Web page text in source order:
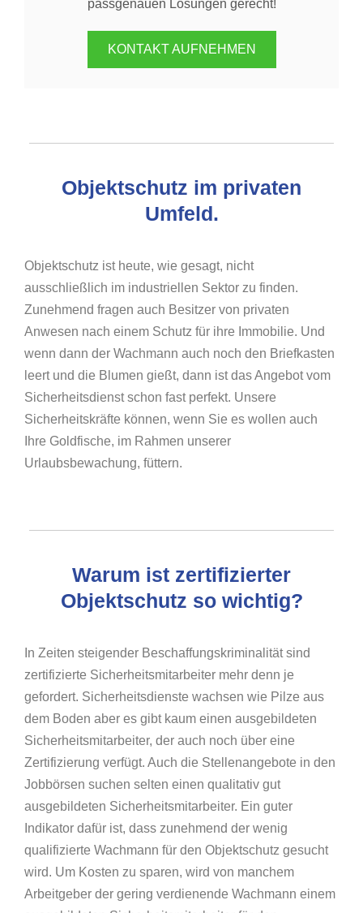
passgenauen Lösungen gerecht!
KONTAKT AUFNEHMEN
Objektschutz im privaten
Umfeld.
Objektschutz ist heute, wie gesagt, nicht
ausschließlich im industriellen Sektor zu finden.
Zunehmend fragen auch Besitzer von privaten
Anwesen nach einem Schutz für ihre Immobilie. Und
wenn dann der Wachmann auch noch den Briefkasten
leert und die Blumen gießt, dann ist das Angebot vom
Sicherheitsdienst schon fast perfekt. Unsere
Sicherheitskräfte können, wenn Sie es wollen auch
Ihre Goldfische, im Rahmen unserer
Urlaubsbewachung, füttern.
Warum ist zertifizierter
Objektschutz so wichtig?
In Zeiten steigender Beschaffungskriminalität sind
zertifizierte Sicherheitsmitarbeiter mehr denn je
gefordert. Sicherheitsdienste wachsen wie Pilze aus
dem Boden aber es gibt kaum einen ausgebildeten
Sicherheitsmitarbeiter, der auch noch über eine
Zertifizierung verfügt. Auch die Stellenangebote in den
Jobbörsen suchen selten einen qualitativ gut
ausgebildeten Sicherheitsmitarbeiter. Ein guter
Indikator dafür ist, dass zunehmend der wenig
qualifizierte Wachmann für den Objektschutz gesucht
wird. Um Kosten zu sparen, wird von manchem
Arbeitgeber der gering verdienende Wachmann einem